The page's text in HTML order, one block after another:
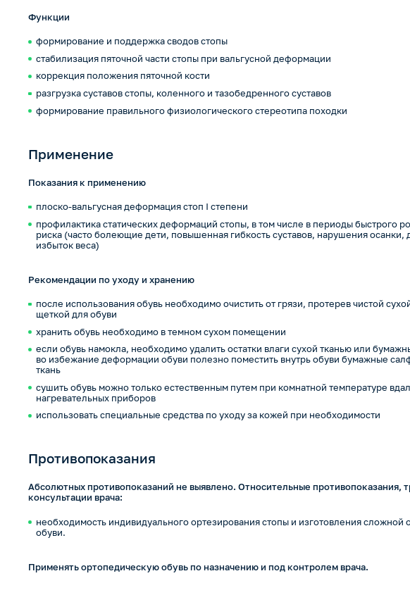
Функции
формирование и поддержка сводов стопы
стабилизация пяточной части стопы при вальгусной деформации
коррекция положения пяточной кости
разгрузка суставов стопы, коленного и тазобедренного суставов
формирование правильного физиологического стереотипа походки
Применение
Показания к применению
плоско-вальгусная деформация стоп I степени
профилактика статических деформаций стопы, в том числе в периоды быстрого
риска (часто болеющие дети, повышенная гибкость суставов, нарушения осанки,
избыток веса)
Рекомендации по уходу и хранению
после использования обувь необходимо очистить от грязи, протерев чистой
щеткой для обуви
хранить обувь необходимо в темном сухом помещении
если обувь намокла, необходимо удалить остатки влаги сухой тканью или
во избежание деформации обуви полезно поместить внутрь обуви бумажные
ткань
сушить обувь можно только естественным путем при комнатной температуре
нагревательных приборов
использовать специальные средства по уходу за кожей при необходимости
Противопоказания
Абсолютных противопоказаний не выявлено. Относительные противопоказания,
консультации врача:
необходимость индивидуального ортезирования стопы и изготовления сложной
обуви.
Применять ортопедическую обувь по назначению и под контролем врача.